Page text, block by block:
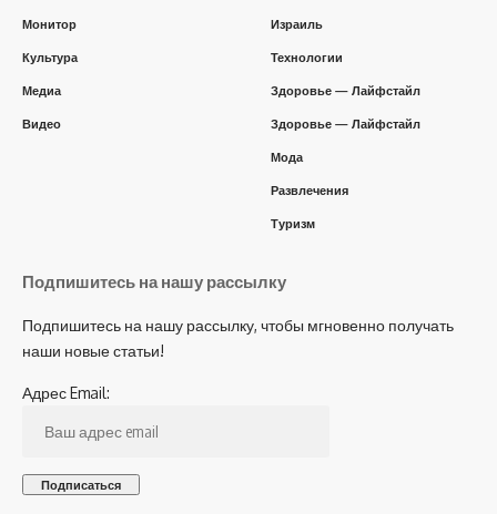
Монитор
Культура
Медиа
Видео
Израиль
Технологии
Здоровье — Лайфстайл
Здоровье — Лайфстайл
Мода
Развлечения
Туризм
Подпишитесь на нашу рассылку
Подпишитесь на нашу рассылку, чтобы мгновенно получать
наши новые статьи!
Адрес Email: